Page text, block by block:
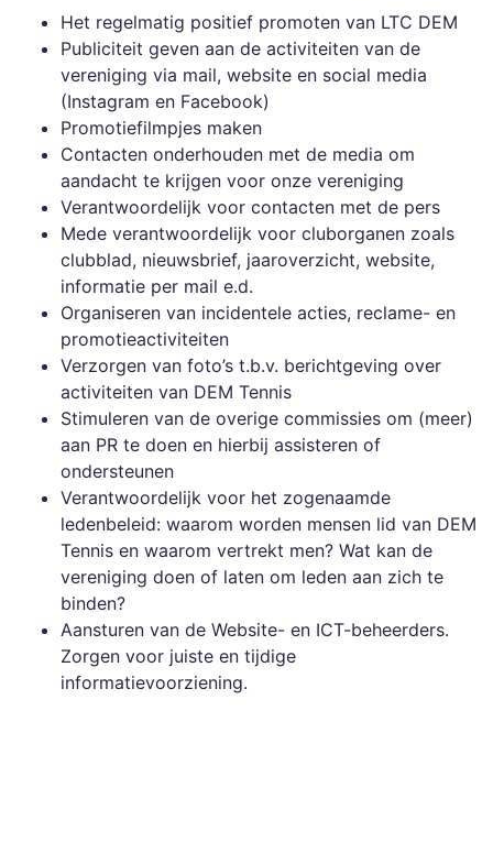
Het regelmatig positief promoten van LTC DEM
Publiciteit geven aan de activiteiten van de
vereniging via mail, website en social media
(Instagram en Facebook)
Promotiefilmpjes maken
Contacten onderhouden met de media om
aandacht te krijgen voor onze vereniging
Verantwoordelijk voor contacten met de pers
Mede verantwoordelijk voor cluborganen zoals
clubblad, nieuwsbrief, jaaroverzicht, website,
informatie per mail e.d.
Organiseren van incidentele acties, reclame- en
promotieactiviteiten
Verzorgen van foto’s t.b.v. berichtgeving over
activiteiten van DEM Tennis
Stimuleren van de overige commissies om (meer)
aan PR te doen en hierbij assisteren of
ondersteunen
Verantwoordelijk voor het zogenaamde
ledenbeleid: waarom worden mensen lid van DEM
Tennis en waarom vertrekt men? Wat kan de
vereniging doen of laten om leden aan zich te
binden?
Aansturen van de Website- en ICT-beheerders.
Zorgen voor juiste en tijdige
informatievoorziening.